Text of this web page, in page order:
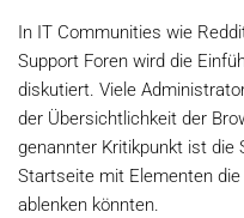
In IT Communities wie
Support Foren wird die
diskutiert. Viele
der Übersichtlichkeit der
genannter Kritikpunkt ist die
Startseite mit Elementen
ablenken könnten.